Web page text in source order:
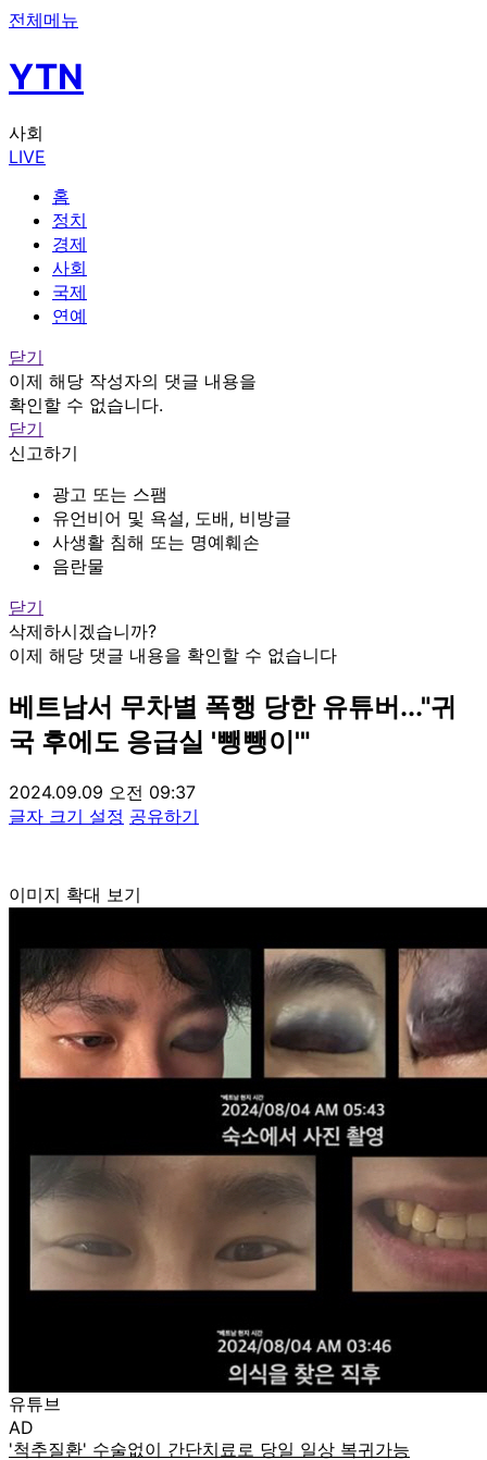
전체메뉴
YTN
사회
LIVE
홈
정치
경제
사회
국제
연예
닫기
이제 해당 작성자의 댓글 내용을
확인할 수 없습니다.
닫기
신고하기
광고 또는 스팸
유언비어 및 욕설, 도배, 비방글
사생활 침해 또는 명예훼손
음란물
닫기
삭제하시겠습니까?
이제 해당 댓글 내용을 확인할 수 없습니다
베트남서 무차별 폭행 당한 유튜버..."귀
국 후에도 응급실 '뺑뺑이'"
2024.09.09 오전 09:37
글자 크기 설정 공유하기
이미지 확대 보기
유튜브
AD